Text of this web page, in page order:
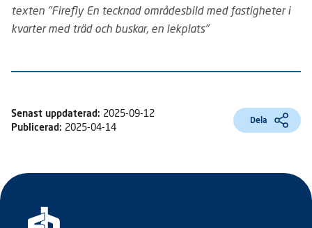
texten "Firefly En tecknad områdesbild med fastigheter i
kvarter med träd och buskar, en lekplats"
Senast uppdaterad: 2025-09-12
Publicerad: 2025-04-14
Dela